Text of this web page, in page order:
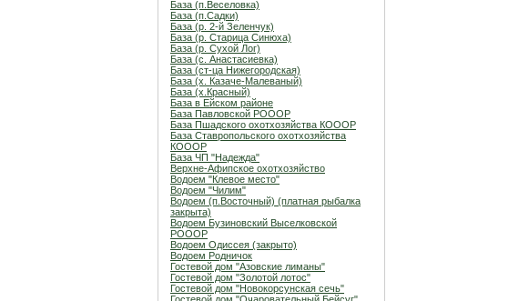
База (п.Веселовка)
База (п.Садки)
База (р. 2-й Зеленчук)
База (р. Старица Синюха)
База (р. Сухой Лог)
База (с. Анастасиевка)
База (ст-ца Нижегородская)
База (х. Казаче-Малеваный)
База (х.Красный)
База в Ейском районе
База Павловской РОООР
База Пшадского охотхозяйства КОООР
База Ставропольского охотхозяйства
КОООР
База ЧП "Надежда"
Верхне-Афипское охотхозяйство
Водоем "Клевое место"
Водоем "Чилим"
Водоем (п.Восточный) (платная рыбалка
закрыта)
Водоем Бузиновский Выселковской
РОООР
Водоем Одиссея (закрыто)
Водоем Родничок
Гостевой дом "Азовские лиманы"
Гостевой дом "Золотой лотос"
Гостевой дом "Новокорсунская сечь"